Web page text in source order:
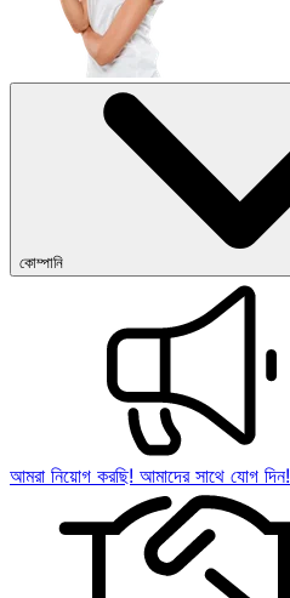
কোম্পানি
আমরা নিয়োগ করছি! আমাদের সাথে যোগ দিন!